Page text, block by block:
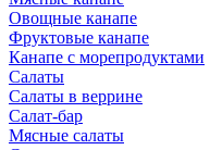
Овощные канапе
Фруктовые канапе
Канапе с морепродуктами
Салаты
Салаты в веррине
Салат-бар
Мясные салаты